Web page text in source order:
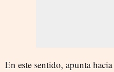
En este sentido, apunta hacia